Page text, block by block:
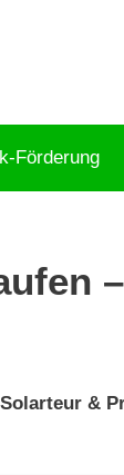
Förderung
&